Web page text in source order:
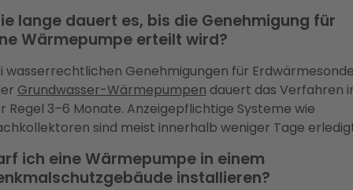
lange dauert es, bis die Genehmigung für
Wärmepumpe erteilt wird?
wasserrechtlichen Genehmigungen für
Grundwasser-Wärmepumpen dauert das Verfahren
Regel 3–6 Monate. Anzeigepflichtige Systeme wie
sind meist innerhalb weniger Tage
ich eine Wärmepumpe in einem
installieren?